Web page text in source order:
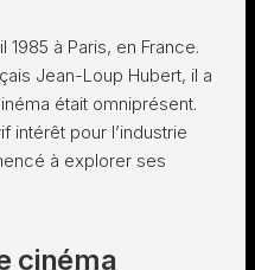
1985 à Paris, en France.
Jean-Loup Hubert, il a
était omniprésent.
intérêt pour l’industrie
à explorer ses
cinéma